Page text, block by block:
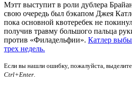
Мэтт выступит в роли дублера
свою очередь был бэкапом Джея
пока основной квотеребек не
получив травму большого пальца
против «Филадельфии». Катлер
трех недель.
Если вы нашли ошибку, пожалуйста,
Ctrl+Enter.